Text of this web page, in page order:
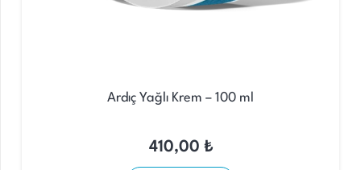
Ardıç Yağlı Krem – 100 ml
410,00₺